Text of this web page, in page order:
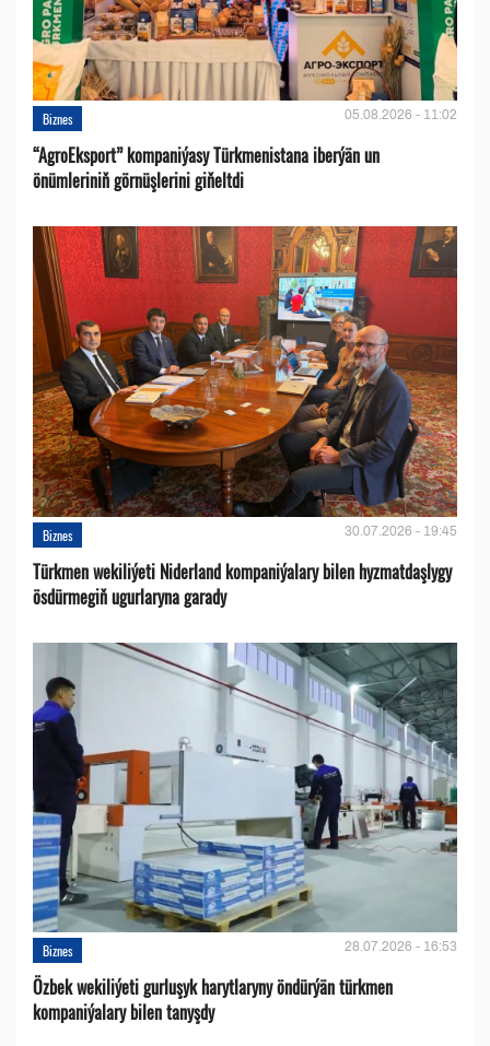
Biznes 05.08.2026 - 11:02
“AgroEksport” kompaniýasy Türkmenistana iberýän un
önümleriniň görnüşlerini giňeltdi
Biznes 30.07.2026 - 19:45
Türkmen wekiliýeti Niderland kompaniýalary bilen hyzmatdaşlygy
ösdürmegiň ugurlaryna garady
Biznes 28.07.2026 - 16:53
Özbek wekiliýeti gurluşyk harytlaryny öndürýän türkmen
kompaniýalary bilen tanyşdy